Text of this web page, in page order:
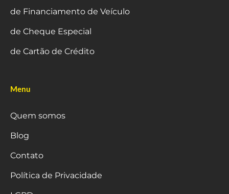
de Financiamento de Veículo
de Cheque Especial
de Cartão de Crédito
Menu
Quem somos
Blog
Contato
Política de Privacidade